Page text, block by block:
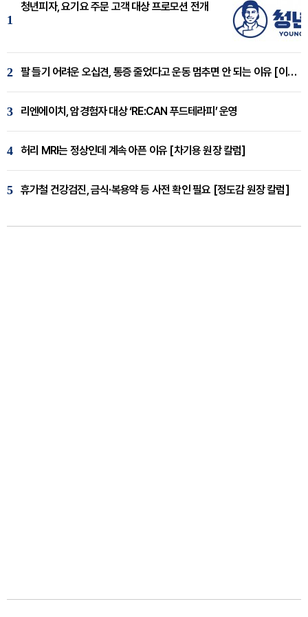
1
청년피자, 요기요 주문 고객 대상 프로모션 전개
2 팔 들기 어려운 오십견, 통증 줄었다고 운동 멈추면 안 되는 이유 [이병욱 원장 칼럼]
3 리엔에이치, 암경험자 대상 ‘RE:CAN 푸드테라피’ 운영
4 허리 MRI는 정상인데 계속 아픈 이유 [차기용 원장 칼럼]
5 휴가철 건강검진, 금식·복용약 등 사전 확인 필요 [정도감 원장 칼럼]